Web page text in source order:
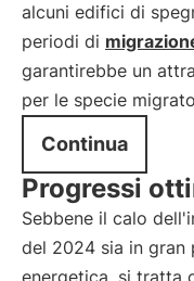
alcuni edifici di
periodi di
garantirebbe un
per le specie
Continua
Progressi
Sebbene il calo
del 2024 sia in
energetica, si tratta